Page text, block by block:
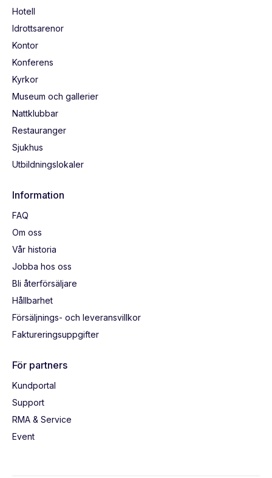
Hotell
Idrottsarenor
Kontor
Konferens
Kyrkor
Museum och gallerier
Nattklubbar
Restauranger
Sjukhus
Utbildningslokaler
Information
FAQ
Om oss
Vår historia
Jobba hos oss
Bli återförsäljare
Hållbarhet
Försäljnings- och leveransvillkor
Faktureringsuppgifter
För partners
Kundportal
Support
RMA & Service
Event